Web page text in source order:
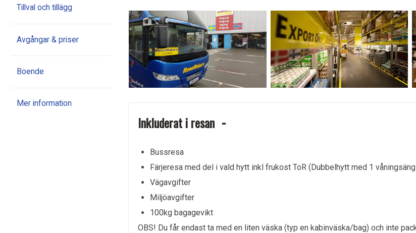
Tillval och tillägg
Avgångar & priser
Boende
Mer information
Inkluderat i resan
Bussresa
Färjeresa med del i vald hytt inkl frukost ToR (Dubbelhytt med 1
Vägavgifter
Miljöavgifter
100kg bagagevikt
OBS! Du får endast ta med en liten väska (typ en kabinväska/bag) och inte